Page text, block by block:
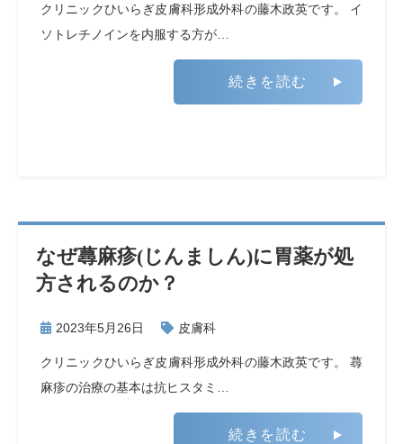
クリニックひいらぎ皮膚科形成外科の藤木政英です。 イ
ソトレチノインを内服する方が…
続きを読む
なぜ蕁麻疹(じんましん)に胃薬が処
方されるのか？
2023年5月26日 皮膚科
クリニックひいらぎ皮膚科形成外科の藤木政英です。 蕁
麻疹の治療の基本は抗ヒスタミ…
続きを読む